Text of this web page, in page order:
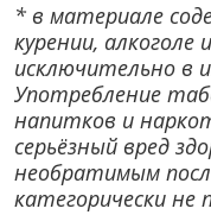
* в материале
курении,
исключительно в
Употребление
напитков и
серьёзный вред
необратимым
категорически